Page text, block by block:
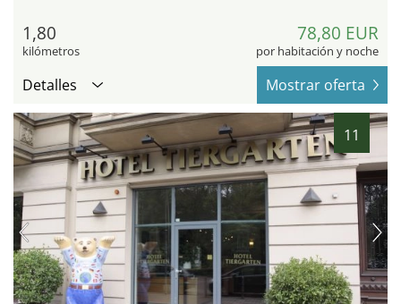
1,80
kilómetros
78,80 EUR
por habitación y noche
Detalles Mostrar oferta
11